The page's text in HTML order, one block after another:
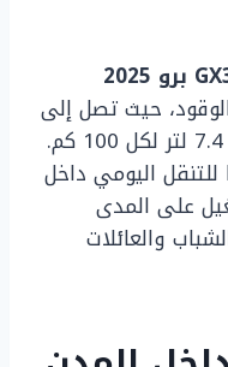
حيث تصل إلى
حوالي 13.5 كم/لتر أو ما يعادل 7.4 لتر لكل 100 كم.
للتنقل اليومي داخل
على المدى
والعائلات